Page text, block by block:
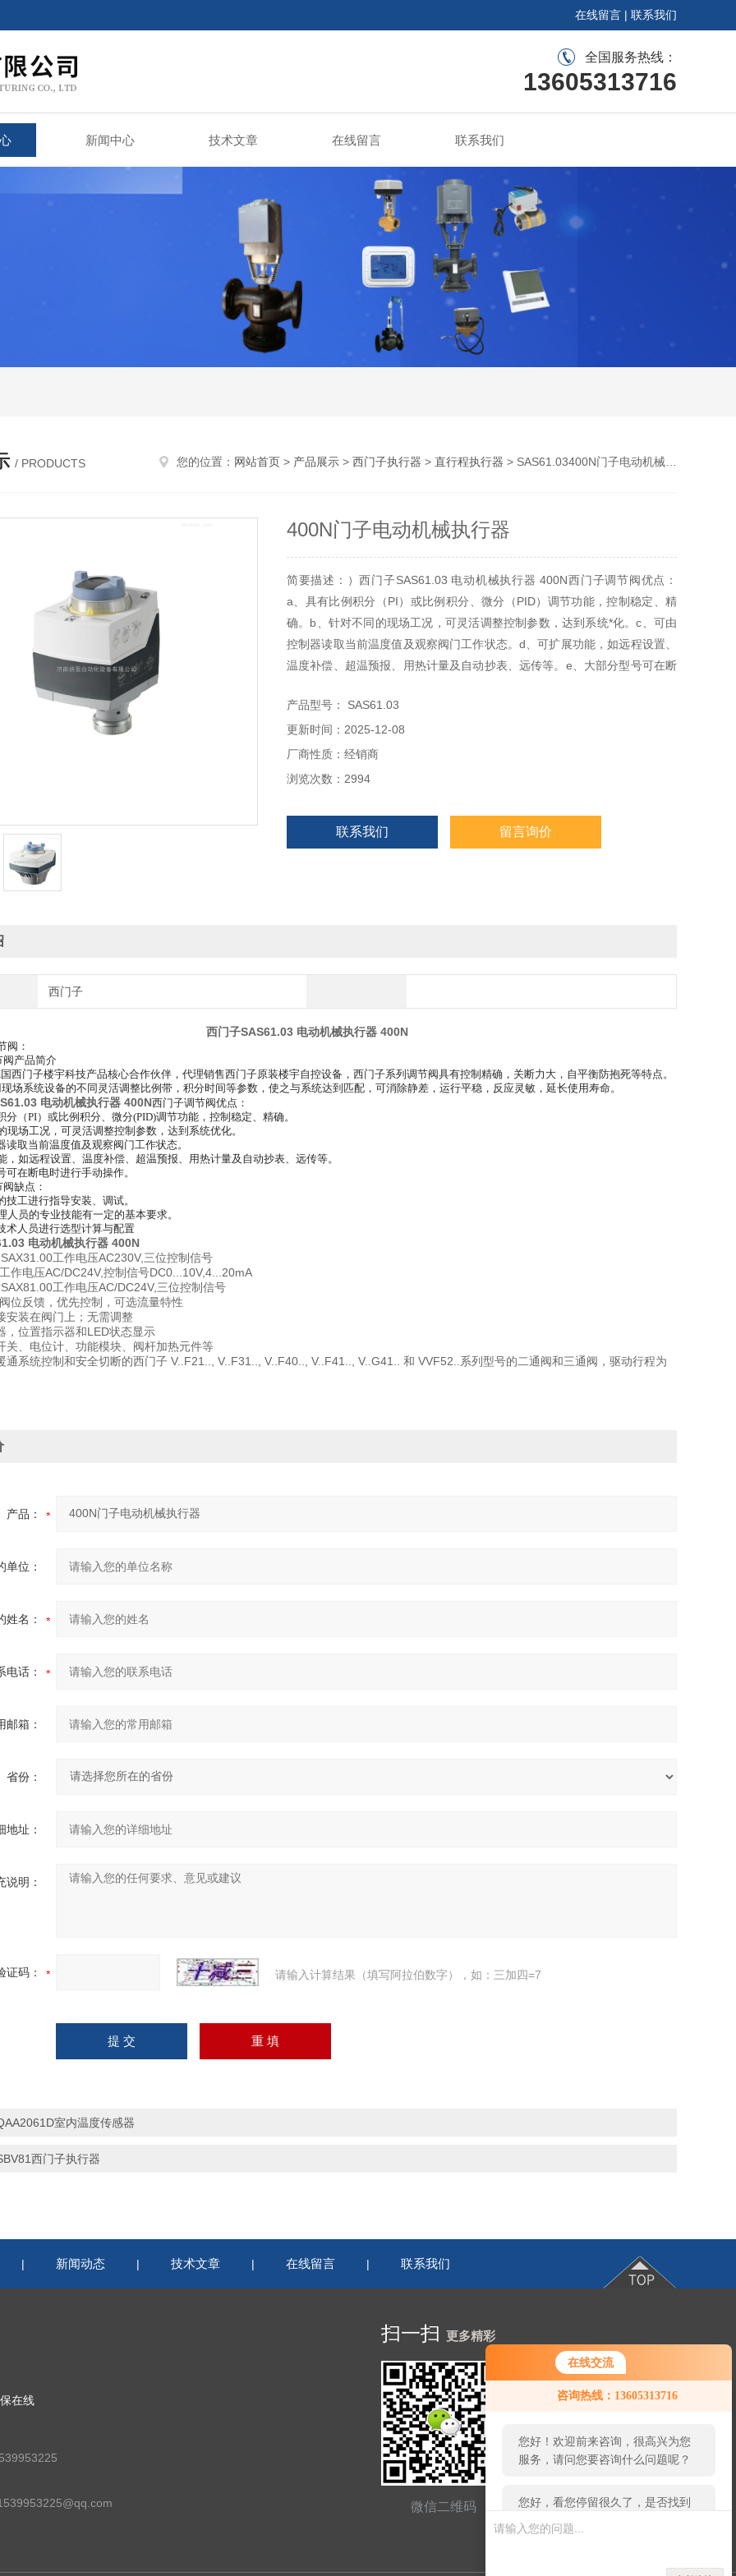
在线交流
咨询热线：13605313716
您好！欢迎前来咨询，很高兴为您
服务，请问您要咨询什么问题呢？
您好，看您停留很久了，是否找到
了需求产品，您可以直接在线与我
在线留言 | 联系我们
全国服务热线：
13605313716
新闻中心 技术文章 在线留言 联系我们
/ PRODUCTS 您的位置： 网站首页 > 产品展示 > 西门子执行器 > 直行程执行器 > SAS61.03400N门子电动机械执行器
400N门子电动机械执行器
简要描述：）西门子SAS61.03 电动机械执行器 400N西门子调节阀优点：
a、具有比例积分（PI）或比例积分、微分（PID）调节功能，控制稳定、精
确。b、针对不同的现场工况，可灵活调整控制参数，达到系统*化。c、可由
控制器读取当前温度值及观察阀门工作状态。d、可扩展功能，如远程设置、
温度补偿、超温预报、用热计量及自动抄表、远传等。e、大部分型号可在断
产品型号： SAS61.03
更新时间：2025-12-08
厂商性质：经销商
浏览次数：2994
联系我们 留言询价
西门子
西门子SAS61.03 电动机械执行器 400N
阀：
阀产品简介
西门子楼宇科技产品核心合作伙伴，代理销售西门子原装楼宇自控设备，西门子系列调节阀具有控制精确，关断力大，自平衡防抱死等特点。
场系统设备的不同灵活调整比例带，积分时间等参数，使之与系统达到匹配，可消除静差，运行平稳，反应灵敏，延长使用寿命。
电动机械执行器 400N西门子调节阀优点：
分（PI）或比例积分、微分(PID)调节功能，控制稳定、精确。
现场工况，可灵活调整控制参数，达到系统优化。
读取当前温度值及观察阀门工作状态。
，如远程设置、温度补偿、超温预报、用热计量及自动抄表、远传等。
可在断电时进行手动操作。
缺点：
技工进行指导安装、调试。
人员的专业技能有一定的基本要求。
术人员进行选型计算与配置
电动机械执行器 400N
工作电压AC230V,三位控制信号
作电压AC/DC24V,控制信号DC0...10V,4...20mA
工作电压AC/DC24V,三位控制信号
位反馈，优先控制，可选流量特性
安装在阀门上；无需调整
，位置指示器和LED状态显示
关、电位计、功能模块、阀杆加热元件等
通系统控制和安全切断的西门子 V..F21.., V..F31.., V..F40.., V..F41.., V..G41.. 和 VVF52..系列型号的二通阀和三通阀，驱动行程为
产品：
单位：
姓名：
电话：
邮箱：
省份：
地址：
说明：
证码： 请输入计算结果（填写阿拉伯数字），如：三加四=7
室内温度传感器
西门子执行器
| 新闻动态 | 技术文章 | 在线留言 | 联系我们
在线
扫一扫 更多精彩
微信二维码 网站二维码